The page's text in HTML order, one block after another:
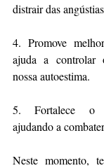
distrair das
4. Promove
ajuda a controlar
nossa autoestima.
5. Fortalece o
ajudando a
Neste momento,